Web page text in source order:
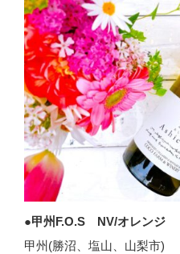
●甲州F.O.S NV/オレンジ
甲州(勝沼、塩山、山梨市)